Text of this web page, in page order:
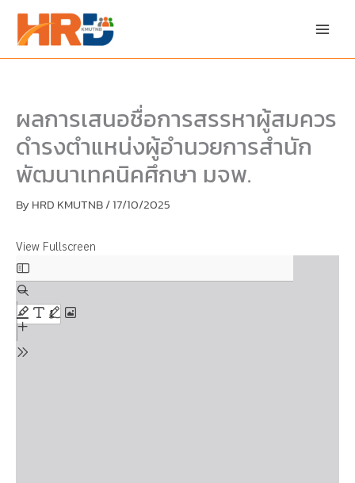
content
ผลการเสนอชื่อการสรรหาผู้สมควร
ดำรงตำแหน่งผู้อำนวยการสำนัก
พัฒนาเทคนิคศึกษา มจพ.
By HRD KMUTNB/17/10/2025
View Fullscreen
PDF